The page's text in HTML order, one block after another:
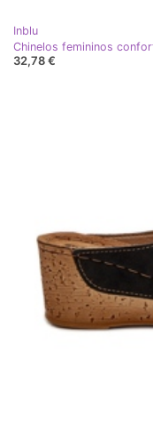
Inblu
Chinelos femininos
32,78 €